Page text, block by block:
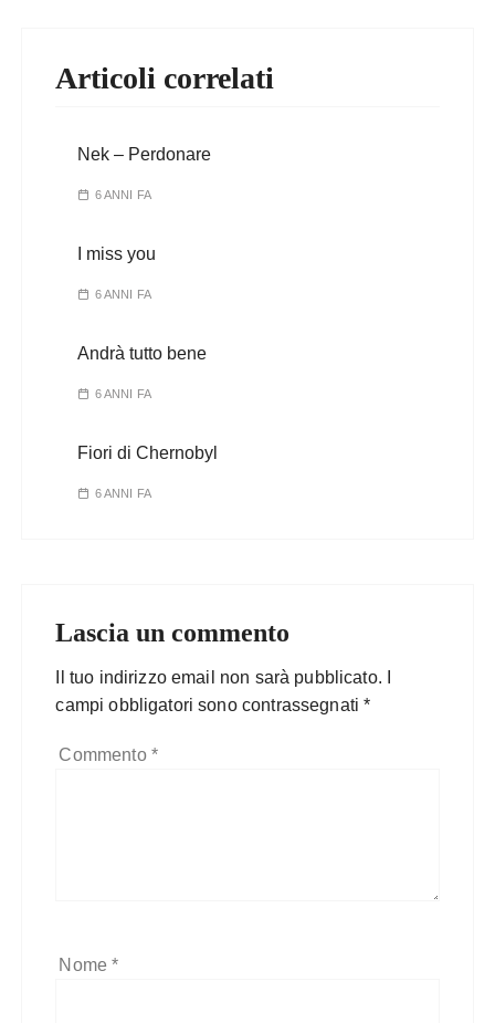
Articoli correlati
Nek – Perdonare
6 ANNI FA
I miss you
6 ANNI FA
Andrà tutto bene
6 ANNI FA
Fiori di Chernobyl
6 ANNI FA
Lascia un commento
Il tuo indirizzo email non sarà pubblicato.
campi obbligatori sono contrassegnati*
Commento *
Nome*